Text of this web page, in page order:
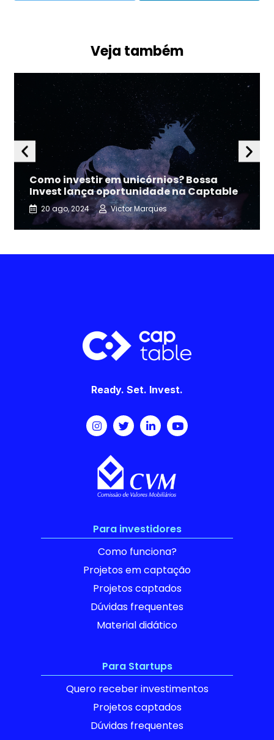
Veja também
Como investir em unicórnios? Bossa
Invest lança oportunidade na Captable
20 ago, 2024 Victor Marques
Ready. Set. Invest.
Para investidores
Como funciona?
Projetos em captação
Projetos captados
Dúvidas frequentes
Material didático
Para Startups
Quero receber investimentos
Projetos captados
Dúvidas frequentes